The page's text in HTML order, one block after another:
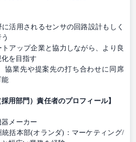
に活用されるセンサの回路設計もしく
トアップ企業と協力しながら、より良
を目指す
協業先や提案先の打ち合わせに同席
能
用部門）責任者のプロフィール】
メーカー
括本部(オランダ)：マーケティング/